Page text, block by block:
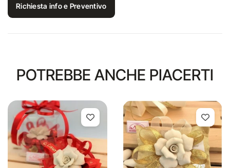
Richiesta info e Preventivo
POTREBBE ANCHE PIACERTI